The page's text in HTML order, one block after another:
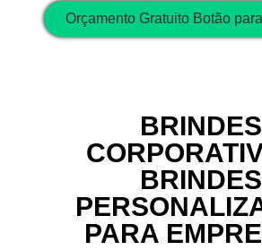
Orçamento Gratuito Botão
BRINDES
BRINDES
PARA